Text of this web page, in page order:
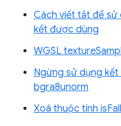
Cách viết tắt để sử
kết được dùng
WGSL
Ngừng sử dụng
bgra8unorm
Xoá thuộc tính